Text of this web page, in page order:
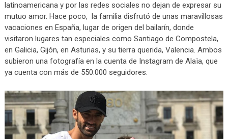
latinoamericana y por las redes sociales no dejan de expresar su
mutuo amor. Hace poco, la familia disfrutó de unas maravillosas
vacaciones en España, lugar de origen del bailarín, donde
visitaron lugares tan especiales como Santiago de Compostela,
en Galicia, Gijón, en Asturias, y su tierra querida, Valencia. Ambos
subieron una fotografía en la cuenta de Instagram de Alaïa, que
ya cuenta con más de 550.000 seguidores.